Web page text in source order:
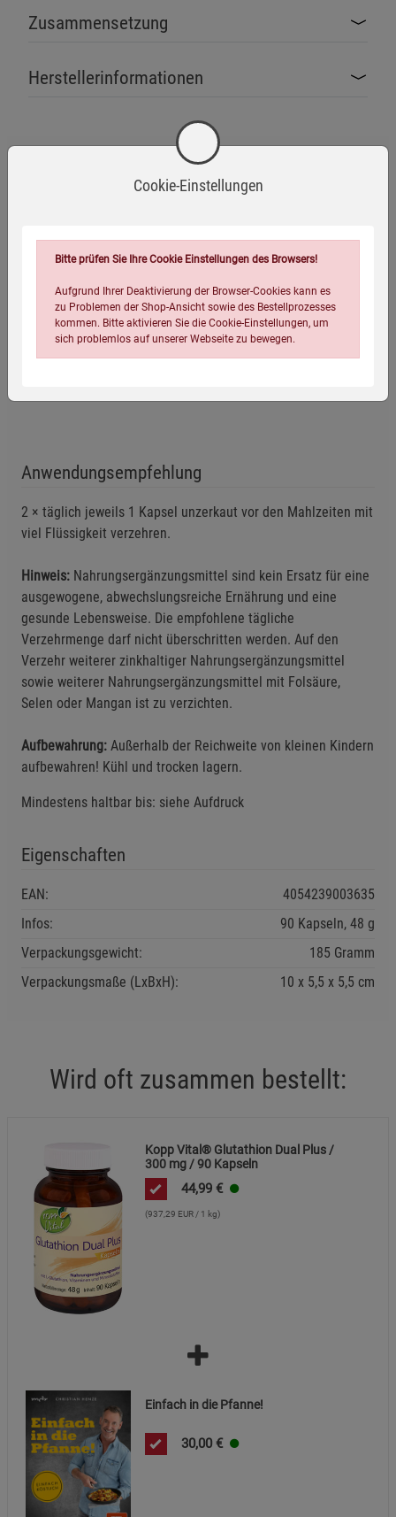
Zusammensetzung
Herstellerinformationen
Zutaten
55,4 % Reduziertes L-Glutathion, Überzugsmittel:
Hydroxypropylmethylcellulose (pflanzliche Kapselhülle), L-
Ascorbinsäure, DL-alpha-Tocopherylacetat, Zinkbisglycinat,
Manganbisglycinat, Pteroylmonoglutaminsäure,
Anwendungsempfehlung
2 × täglich jeweils 1 Kapsel unzerkaut vor den Mahlzeiten mit
viel Flüssigkeit verzehren.
Hinweis: Nahrungsergänzungsmittel sind kein Ersatz für eine
ausgewogene, abwechslungsreiche Ernährung und eine
gesunde Lebensweise. Die empfohlene tägliche
Verzehrmenge darf nicht überschritten werden. Auf den
Verzehr weiterer zinkhaltiger Nahrungsergänzungsmittel
sowie weiterer Nahrungsergänzungsmittel mit Folsäure,
Selen oder Mangan ist zu verzichten.
Aufbewahrung: Außerhalb der Reichweite von kleinen Kindern
aufbewahren! Kühl und trocken lagern.
Mindestens haltbar bis: siehe Aufdruck
Eigenschaften
EAN:
4054239003635
Infos:
90 Kapseln, 48 g
Verpackungsgewicht:
185 Gramm
Verpackungsmaße (LxBxH):
10 5,5 5,5 cm
Wird oft zusammen bestellt:
Kopp Vital® Glutathion Dual Plus /
300 mg / 90 Kapseln
44,99 €
(937,29 EUR / 1 kg)
Einfach in die Pfanne!
30,00 €
Cookie-Einstellungen
Bitte prüfen Sie Ihre Cookie Einstellungen des Browsers!
Aufgrund Ihrer Deaktivierung der Browser-Cookies kann es
zu Problemen der Shop-Ansicht sowie des Bestellprozesses
kommen. Bitte aktivieren Sie die Cookie-Einstellungen, um
sich problemlos auf unserer Webseite zu bewegen.
Einstellungen speichern für die Gruppe
Notwendige Cookies (5)
Beschreibung Notwendige Cookies
Cookie-Informationenanzeigen
Funktionale Cookies (1)
Cookie-Informationenanzeigen
Marketing Cookies (3) Marketing Cookies
Beschreibung Marketing Cookies
Cookie-Informationen